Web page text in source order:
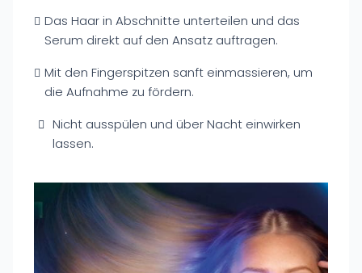
Das Haar in Abschnitte unterteilen und das
Serum direkt auf den Ansatz auftragen.
Mit den Fingerspitzen sanft einmassieren, um
die Aufnahme zu fördern.
Nicht ausspülen und über Nacht einwirken
lassen.